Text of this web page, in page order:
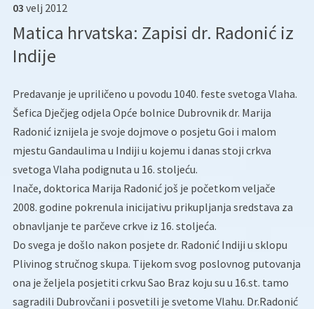
03 velj 2012
Matica hrvatska: Zapisi dr. Radonić iz
Indije
Predavanje je upriličeno u povodu 1040. feste svetoga Vlaha.
Šefica Dječjeg odjela Opće bolnice Dubrovnik dr. Marija
Radonić iznijela je svoje dojmove o posjetu Goi i malom
mjestu Gandaulima u Indiji u kojemu i danas stoji crkva
svetoga Vlaha podignuta u 16. stoljeću.
Inače, doktorica Marija Radonić još je početkom veljače
2008. godine pokrenula inicijativu prikupljanja sredstava za
obnavljanje te parčeve crkve iz 16. stoljeća.
Do svega je došlo nakon posjete dr. Radonić Indiji u sklopu
Plivinog stručnog skupa. Tijekom svog poslovnog putovanja
ona je željela posjetiti crkvu Sao Braz koju su u 16.st. tamo
sagradili Dubrovčani i posvetili je svetome Vlahu. Dr.Radonić